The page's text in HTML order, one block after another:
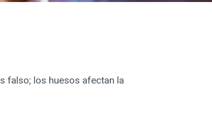
falso; los huesos afectan la